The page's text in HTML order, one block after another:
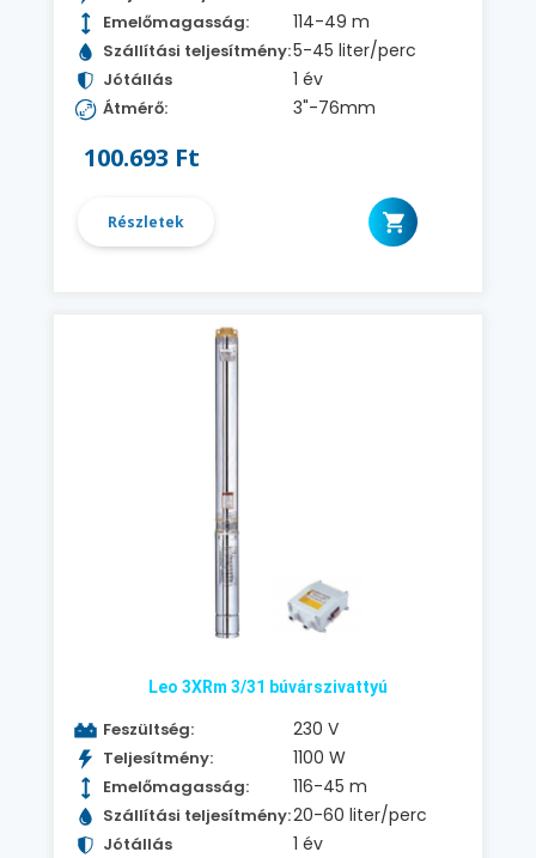
Emelőmagasság: 114-49 m
Szállítási teljesítmény:5-45 liter/perc
Jótállás 1 év
Átmérő: 3"-76mm
100.693 Ft
Részletek
Leo 3XRm 3/31 búvárszivattyú
Feszültség: 230 V
Teljesítmény: 1100 W
Emelőmagasság: 116-45 m
Szállítási teljesítmény:20-60 liter/perc
Jótállás 1 év